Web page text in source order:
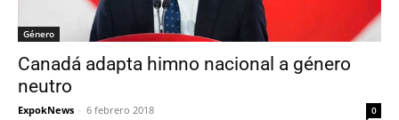
Género
Canadá adapta himno nacional a género
neutro
ExpokNews - 6 febrero 2018 0